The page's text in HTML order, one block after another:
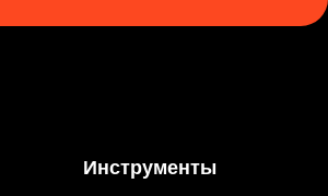
Инструменты